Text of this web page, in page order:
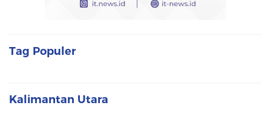
Tag Populer
Kalimantan Utara